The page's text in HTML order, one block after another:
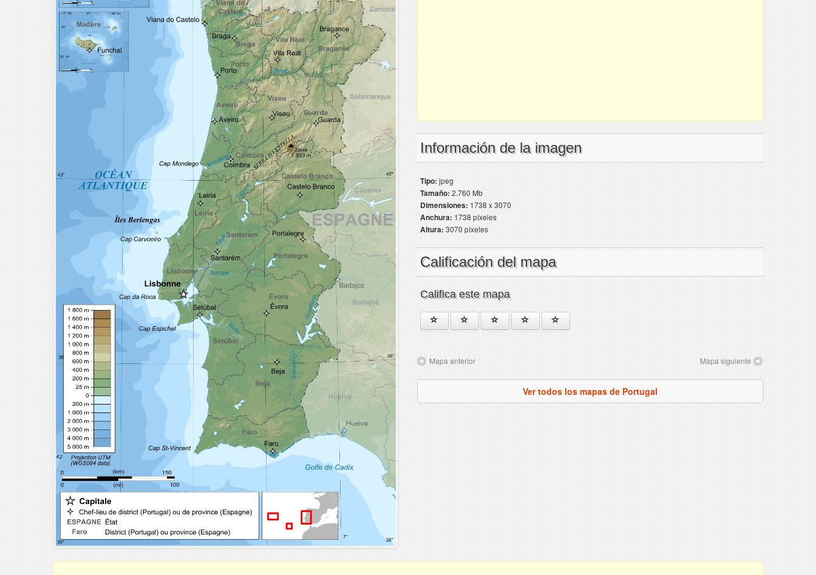
Información de la imagen
Tipo:jpeg
Tamaño:2.760 Mb
Dimensiones:1738 x 3070
Anchura:1738 píxeles
Altura:3070 píxeles
Calificación del mapa
Califica este mapa
Mapa anterior Mapa siguiente
Ver todos los mapas de Portugal